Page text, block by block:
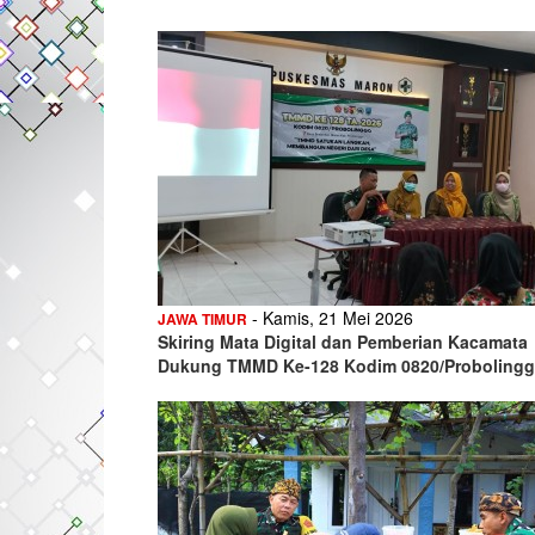
JAWA TIMUR - Kamis, 21 Mei 2026
Skiring Mata Digital dan Pemberian Kacamata
Dukung TMMD Ke-128 Kodim 0820/